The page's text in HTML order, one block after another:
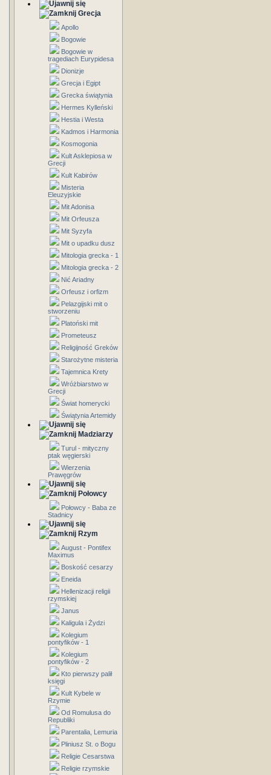
Grecja
Apollo
Bogowie
Bogowie w
tragediach Eurypidesa
Dionizje
Grecja i Egipt
Grecka świątynia
Hermes Kylleński
Hestia i Westa
Kadmos i Harmonia
Kosmogonia
Kult Asklepiosa w
Grecji
Kult Kabirów
Misteria
Eleuzyjskie
Mit Adonisa
Mit Orfeusza
Mit Syzyfa
Mit o upadku dusz
Mitologia grecka - 1
Mitologia grecka - 2
Nić Ariadny
Orfeusz i orfizm
Pelazgijski mit o
stworzeniu
Platoński mit
Prometeusz
Religijność Greków
Starożytne misteria
Tajemnica Krety
Wróżbiarstwo w
Grecji
Świat homerycki
Świątynia Artemidy
Madziarzy
Turul - mityczny
ptak węgierski
Wierzenia
Prawęgrów
Połowcy
Połowcy - Baba ze
Stadnicy
Rzym
August - Pontifex
Maximus
Boskość cesarzy
Eneida
Hellenizacji religii
rzymskiej
Janus
Kaligula i Żydzi
Kolegium
pontyfików - 1
Kolegium
pontyfików - 2
Kto pierwszy palił
księgi
Kult Kybele w
Rzymie
Od Romulusa do
Republiki
Parentalia, Lemuria
Pliniusz St. o Bogu
Religie Cesarstwa
Religie rzymskie